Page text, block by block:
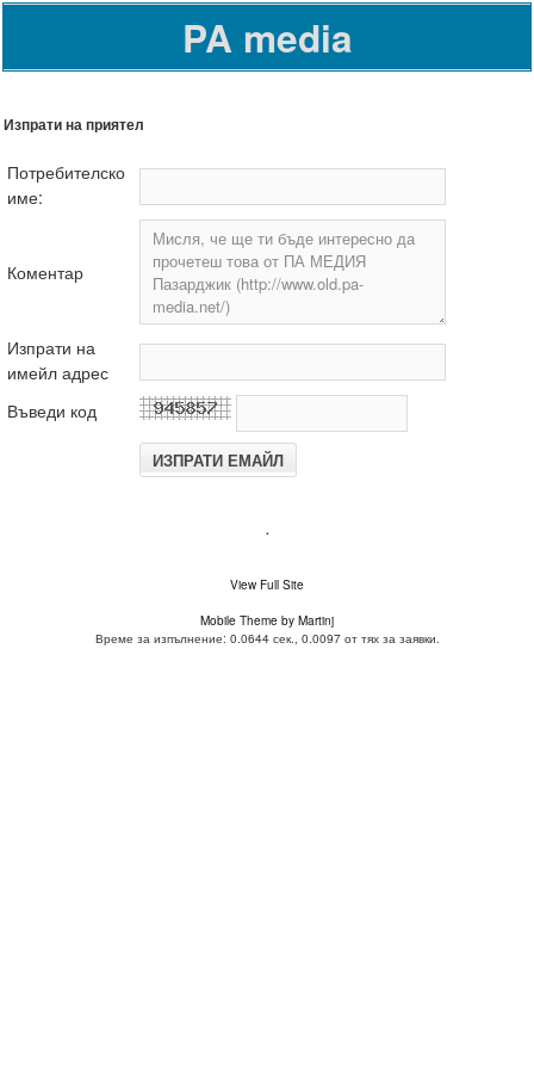
PA media
Изпрати на приятел
Потребителско
име:
Коментар
Изпрати на
имейл адрес
Въведи код
.
View Full Site
Mobile Theme by Martinj
Време за изпълнение: 0.0644 сек., 0.0097 от тях за заявки.